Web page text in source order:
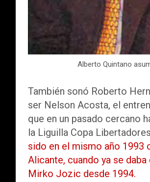
Alberto Quintano
También sonó Roberto
ser Nelson Acosta, el
que en un pasado cercano
la Liguilla Copa
sido en el mismo año 1993
Alicante, cuando ya se
Mirko Jozic desde 1994.